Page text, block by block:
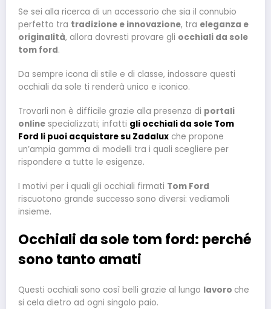
Se sei alla ricerca di un accessorio che sia il connubio
perfetto tra tradizione e innovazione, tra eleganza e
originalità, allora dovresti provare gli occhiali da sole
tom ford.
Da sempre icona di stile e di classe, indossare questi
occhiali da sole ti renderà unico e iconico.
Trovarli non è difficile grazie alla presenza di portali
online specializzati; infatti gli occhiali da sole Tom
Ford li puoi acquistare su Zadalux che propone
un’ampia gamma di modelli tra i quali scegliere per
rispondere a tutte le esigenze.
I motivi per i quali gli occhiali firmati Tom Ford
riscuotono grande successo sono diversi: vediamoli
insieme.
Occhiali da sole tom ford: perché
sono tanto amati
Questi occhiali sono così belli grazie al lungo lavoro che
si cela dietro ad ogni singolo paio.